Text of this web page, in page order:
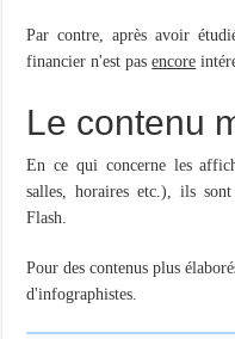
Par contre, après avoir
financier n'est pasencore
Le contenu
En ce qui concerne les
salles, horaires etc.), ils
Flash.
Pour des contenus plus
d'infographistes.